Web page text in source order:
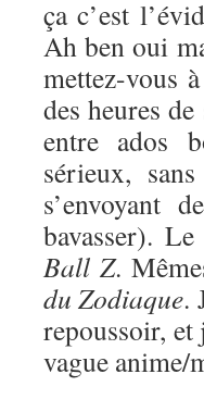
ça c’est
Ah ben oui
mettez-vous
des heures
entre ados
sérieux,
s’envoyant
bavasser).
Ball Z.
du Zodiaque.
repoussoir, et
vague anime/